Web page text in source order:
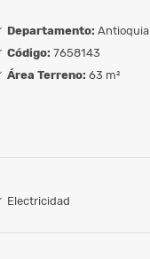
Departamento: Antioquia
Código: 7658143
Área Terreno: 63 m²
Electricidad